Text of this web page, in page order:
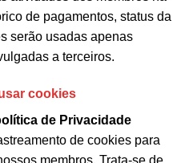
de pagamentos, status da
serão usadas apenas
a terceiros.
cookies
de Privacidade
de cookies para